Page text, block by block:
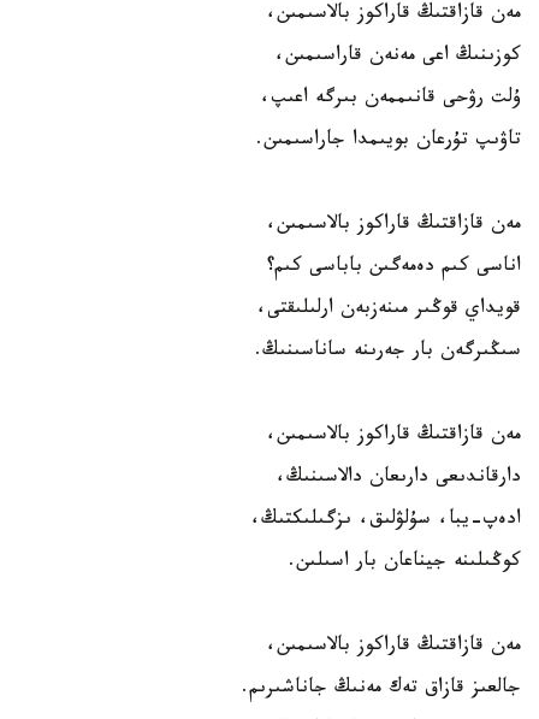
مەن قازاقتىڭ قاراكوز بالاسىمىن،
كوزىنىڭ اعى مەنەن قاراسىمىن،
ۇلت رۋحى قانىممەن بىرگە اعىپ،
تاۋىپ تۇرعان بويىمدا جاراسىمىن.
مەن قازاقتىڭ قاراكوز بالاسىمىن،
اناسى كىم دەمەگىن باباسى كىم؟
قويداي قوڭىر مىنەزبەن ارلىلىقتى،
سىڭىرگەن بار جەرىنە ساناسىنىڭ.
مەن قازاقتىڭ قاراكوز بالاسىمىن،
دارقاندىعى دارىعان دالاسىنىڭ،
ادەپ-يبا، سۇلۋلىق، ىزگىلىكتىڭ،
كوڭىلىنە جيناعان بار اسىلىن.
مەن قازاقتىڭ قاراكوز بالاسىمىن،
جالعىز قازاق تەك مەنىڭ جاناشىرىم.